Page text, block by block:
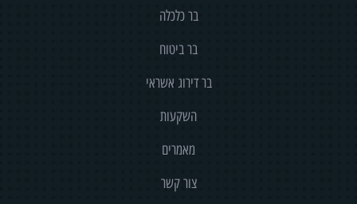
בר כלכלה
בר ביטוח
בר דירוג אשראי
השקעות
מאמרים
צור קשר